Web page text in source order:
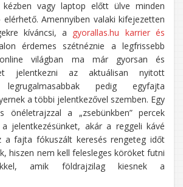
vagy laptop előtt ülve minden
Amennyiben valaki kifejezetten
kíváncsi, a gyorallas.hu karrier és
érdemes szétnéznie a legfrissebb
világban ma már gyorsan és
jelentkezni az aktuálisan nyitott
pedig egyfajta
a többi jelentkezővel szemben. Egy
önéletrajzzal a „zsebünkben” percek
jelentkezésünket, akár a reggeli kávé
a fajta fókuszált keresés rengeteg időt
hiszen nem kell felesleges köröket futni
amik földrajzilag kiesnek a